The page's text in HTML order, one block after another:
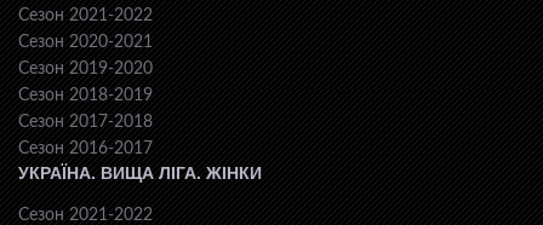
Сезон 2021-2022
Сезон 2020-2021
Сезон 2019-2020
Сезон 2018-2019
Сезон 2017-2018
Сезон 2016-2017
УКРАЇНА. ВИЩА ЛІГА. ЖІНКИ
Сезон 2021-2022